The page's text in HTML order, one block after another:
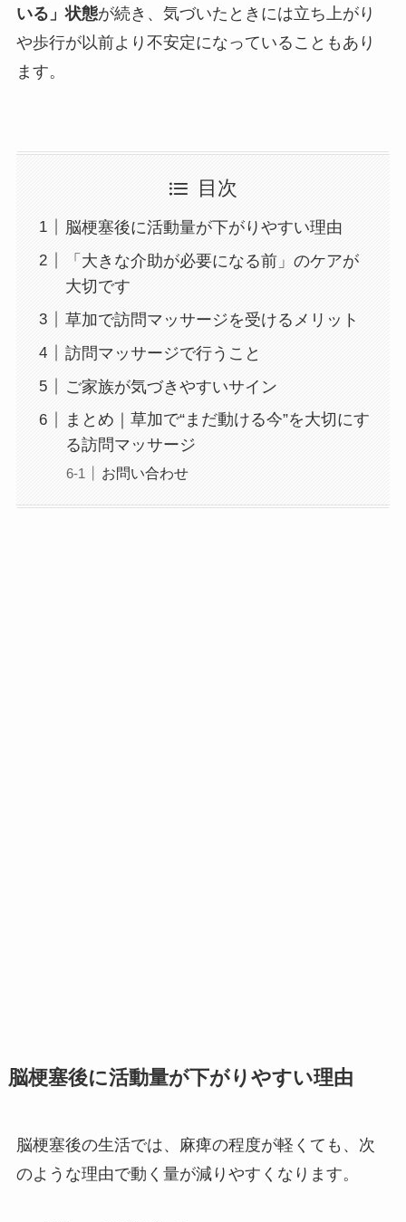
いる」状態が続き、気づいたときには立ち上がり
や歩行が以前より不安定になっていることもあり
ます。
目次
脳梗塞後に活動量が下がりやすい理由
「大きな介助が必要になる前」のケアが
大切です
草加で訪問マッサージを受けるメリット
訪問マッサージで行うこと
ご家族が気づきやすいサイン
まとめ｜草加で“まだ動ける今”を大切にす
る訪問マッサージ
お問い合わせ
脳梗塞後に活動量が下がりやすい理由
脳梗塞後の生活では、麻痺の程度が軽くても、次
のような理由で動く量が減りやすくなります。